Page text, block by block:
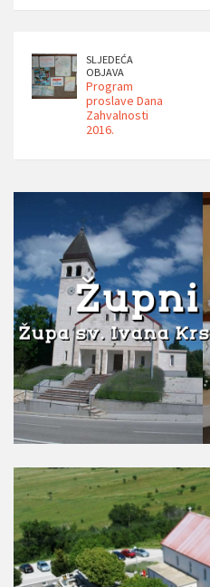
SLJEDEĆA
OBJAVA
Program
proslave Dana
Zahvalnosti
2016.